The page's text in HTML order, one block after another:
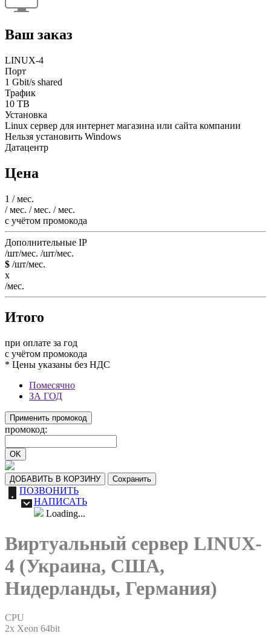
Ваш заказ
LINUX-4
Порт
1 Gbit/s shared
Трафик
10 TB
Установка
Linux сервер для интернет магазина или сайта компании
Нельзя установить Windows
Датацентр
Цена
1 / мес.
/ мес. / мес. / мес.
c учётом промокода
Дополнительные IP
/шт/мес. /шт/мес.
$ /шт/мес.
x
/мес.
Итого
при оплате за год
c учётом промокода
* Цены указаны без НДС
Помесячно
ЗА ГОД
Применить промокод
промокод:
OK
ДОБАВИТЬ В КОРЗИНУ Сохранить
ПОЗВОНИТЬ
НАПИСАТЬ
Loading...
Виртуальный сервер LINUX-
4 (Украина, США,
Нидерланды, Германия)
CPU
2x Xeon 64bit